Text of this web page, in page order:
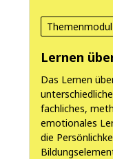
Themenmodul
Lernen
Das Lernen
fachliches,
emotionales
die